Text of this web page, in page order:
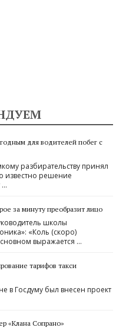
для водителей побег с
разбирательству принял
известно решение
…
за минуту преобразит лицо
школы
«Коль (скоро)
выражается …
тарифов такси
в Госдуму был внесен проект
«Клана Сопрано»